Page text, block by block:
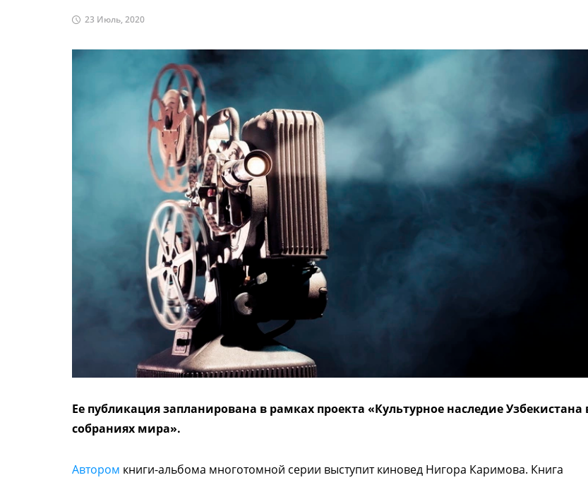
23 Июль, 2020
Ее публикация запланирована в рамках проекта «Культурное наследие Узбекистана
собраниях мира».
Автором книги-альбома многотомной серии выступит киновед Нигора Каримова. Книга